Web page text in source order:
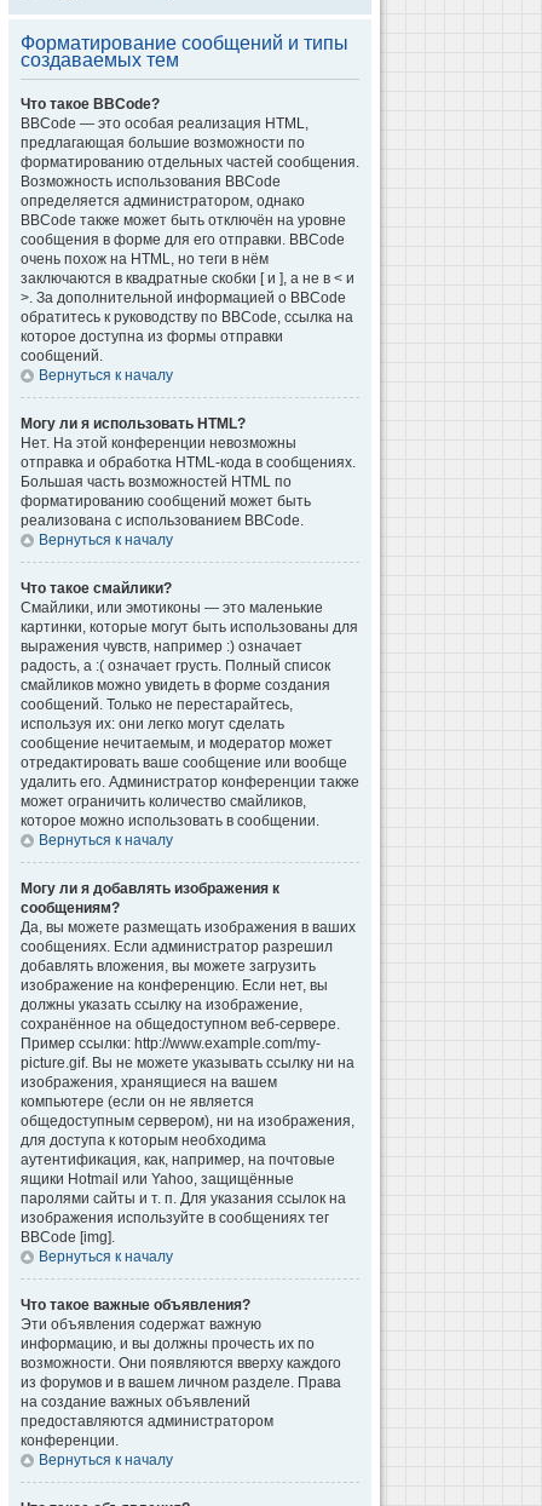
Форматирование сообщений и типы
создаваемых тем
Что такое BBCode?
BBCode — это особая реализация HTML,
предлагающая большие возможности по
форматированию отдельных частей сообщения.
Возможность использования BBCode
определяется администратором, однако
BBCode также может быть отключён на уровне
сообщения в форме для его отправки. BBCode
очень похож на HTML, но теги в нём
заключаются в квадратные скобки [ и ], а не в < и
>. За дополнительной информацией о BBCode
обратитесь к руководству по BBCode, ссылка на
которое доступна из формы отправки
сообщений.
Вернуться к началу
Могу ли я использовать HTML?
Нет. На этой конференции невозможны
отправка и обработка HTML-кода в сообщениях.
Большая часть возможностей HTML по
форматированию сообщений может быть
реализована с использованием BBCode.
Вернуться к началу
Что такое смайлики?
Смайлики, или эмотиконы — это маленькие
картинки, которые могут быть использованы для
выражения чувств, например :) означает
радость, а :( означает грусть. Полный список
смайликов можно увидеть в форме создания
сообщений. Только не перестарайтесь,
используя их: они легко могут сделать
сообщение нечитаемым, и модератор может
отредактировать ваше сообщение или вообще
удалить его. Администратор конференции также
может ограничить количество смайликов,
которое можно использовать в сообщении.
Вернуться к началу
Могу ли я добавлять изображения к
сообщениям?
Да, вы можете размещать изображения в ваших
сообщениях. Если администратор разрешил
добавлять вложения, вы можете загрузить
изображение на конференцию. Если нет, вы
должны указать ссылку на изображение,
сохранённое на общедоступном веб-сервере.
Пример ссылки: http://www.example.com/my-
picture.gif. Вы не можете указывать ссылку ни на
изображения, хранящиеся на вашем
компьютере (если он не является
общедоступным сервером), ни на изображения,
для доступа к которым необходима
аутентификация, как, например, на почтовые
ящики Hotmail или Yahoo, защищённые
паролями сайты и т. п. Для указания ссылок на
изображения используйте в сообщениях тег
BBCode [img].
Вернуться к началу
Что такое важные объявления?
Эти объявления содержат важную
информацию, и вы должны прочесть их по
возможности. Они появляются вверху каждого
из форумов и в вашем личном разделе. Права
на создание важных объявлений
предоставляются администратором
конференции.
Вернуться к началу